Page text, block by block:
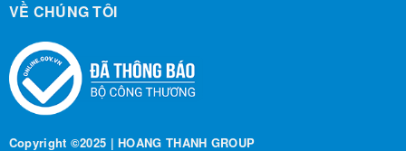
VỀ CHÚNG TÔI
Copyright ©2025 | HOANG THANH GROUP